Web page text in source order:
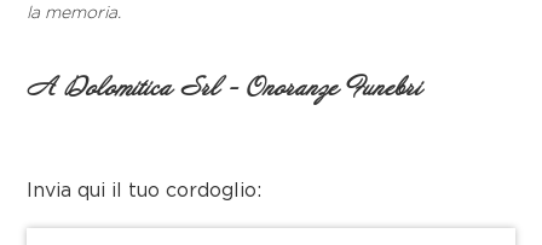
la memoria.
A Dolomitica Srl - Onoranze Funebri
Invia qui il tuo cordoglio: